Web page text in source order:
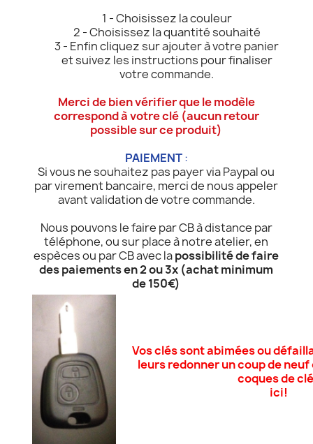
1 - Choisissez la couleur
2 - Choisissez la quantité souhaité
3 - Enfin cliquez sur ajouter à votre panier
et suivez les instructions pour finaliser
votre commande.
Merci de bien vérifier que le modèle
correspond à votre clé (aucun retour
possible sur ce produit)
PAIEMENT:
Si vous ne souhaitez pas payer via Paypal ou
par virement bancaire, merci de nous appeler
avant validation de votre commande.
Nous pouvons le faire par CB à distance par
téléphone, ou sur place à notre atelier, en
espèces ou par CB avec lapossibilité de faire
des paiements en 2 ou 3x (achat minimum
de 150€)
Vos clés sontabimées ou
leurs redonner un coup de
coques de
ici!